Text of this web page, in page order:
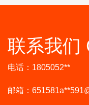
联系我们
电话：1805052**
邮箱：651581a**